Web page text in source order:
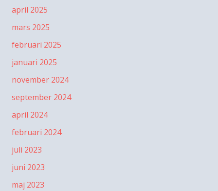
april 2025
mars 2025
februari 2025
januari 2025
november 2024
september 2024
april 2024
februari 2024
juli 2023
juni 2023
maj 2023